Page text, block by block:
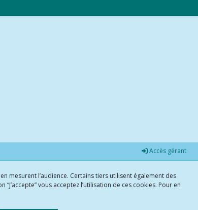
Accès gérant
mesurent l’audience. Certains tiers utilisent également des
vous acceptez l’utilisation de ces cookies. Pour en